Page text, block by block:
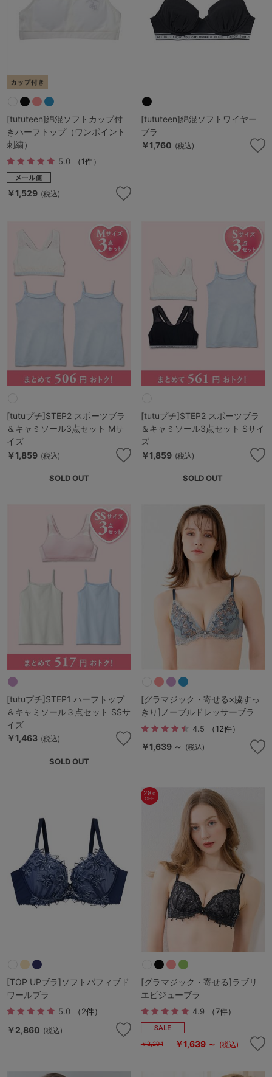
[tututeen]綿混ソフトカップ付
きハーフトップ（ワンポイント
刺繍）
5.0 （1件）
￥1,529 (税込)
[tututeen]綿混ソフトワイヤー
ブラ
￥1,760 (税込)
[tutuプチ]STEP2 スポーツブラ
＆キャミソール3点セット Mサ
イズ
￥1,859 (税込)
SOLD OUT
[tutuプチ]STEP2 スポーツブラ
＆キャミソール3点セット Sサイ
ズ
￥1,859 (税込)
SOLD OUT
[tutuプチ]STEP1 ハーフトップ
＆キャミソール３点セット SSサ
イズ
￥1,463 (税込)
SOLD OUT
[グラマジック・寄せる×脇すっ
きり]ノーブルドレッサーブラ
4.5 （12件）
￥1,639 ～ (税込)
[TOP UPブラ]ソフトパフィブド
ワールブラ
5.0 （2件）
￥2,860 (税込)
28%
OFF
[グラマジック・寄せる]ラブリ
エビジューブラ
4.9 （7件）
￥2,294 ￥1,639 ～ (税込)